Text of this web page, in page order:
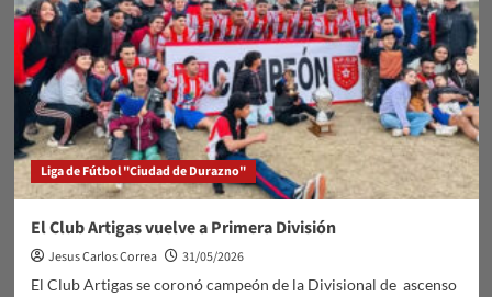
Liga de Fútbol "Ciudad de Durazno"
El Club Artigas vuelve a Primera División
Jesus Carlos Correa
31/05/2026
El Club Artigas se coronó campeón de la Divisional de ascenso